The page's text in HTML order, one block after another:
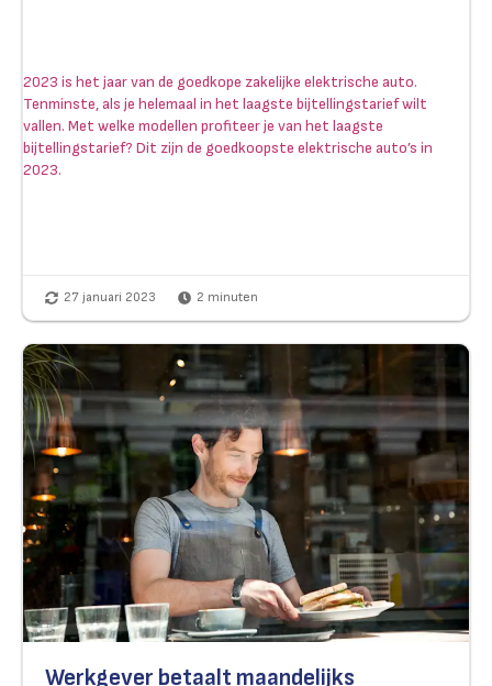
2023 is het jaar van de goedkope zakelijke elektrische auto.
Tenminste, als je helemaal in het laagste bijtellingstarief wilt
vallen. Met welke modellen profiteer je van het laagste
bijtellingstarief? Dit zijn de goedkoopste elektrische auto’s in
2023.
27 januari 2023 2 minuten
Werkgever betaalt maandelijks